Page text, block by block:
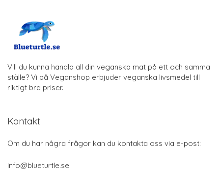
Vill du kunna handla all din veganska mat på ett och samma
ställe? Vi på Veganshop erbjuder veganska livsmedel till
riktigt bra priser.
Kontakt
Om du har några frågor kan du kontakta oss via e-post:
info@blueturtle.se